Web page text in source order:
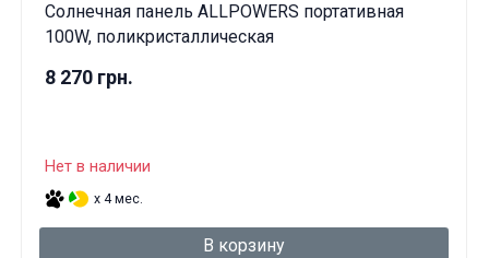
Солнечная панель ALLPOWERS портативная
100W, поликристаллическая
8 270 грн.
Нет в наличии
x 4 мес.
В корзину